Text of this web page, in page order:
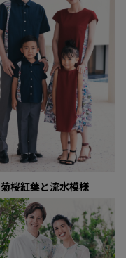
菊桜紅葉と流水模様